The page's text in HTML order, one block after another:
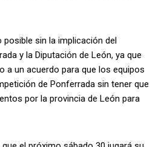
sin la implicación del
y la Diputación de León, ya que
a un acuerdo para que los equipos
de Ponferrada sin tener que
por la provincia de León para